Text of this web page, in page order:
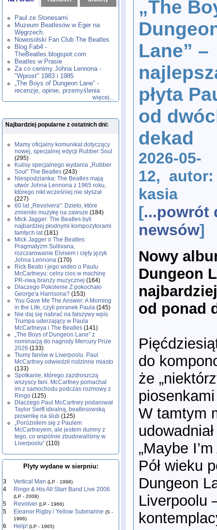
,1982,1983 ,1984,
1985, 1986,1987,1988
1990,1991 ,1992,1993 ,1994,
1995,1996, 1999
2000,2001,2002 ,2003,2004,
2005,2006, 2007
2010,2011,2012,2013,2014
2015,2016, 2017,
2020,2021,2022,2023,2024 ,
2025,2026
Paul ze Stonesami.
Muzeum Beatlesów w Eger na
Węgrzech.
Nowosolski Fan Club The Beatles
Blog Fab4 -
TheBeatles.blogspot.com
Beatles w Prasie
Za co cenimy Johna Lennona -
"Wprost" 1983 i 1985
„The Boys of Dungeon Lane” -
recenzje, opinie, przemyślenia
więcej...
Najbardziej popularne z ostatnich dni:
Mamy oficjalny komunikat dotyczący
nowej, specjalnej edycji Rubber Soul
(295)
Kulisy specjalnego wydania „Rubber
Soul” The Beatles (243)
Niespodzianka: The Beatles mają
utwór Johna Lennona z 1965 roku,
którego nikt wcześniej nie słyszał
(227)
60 lat „Revolvera”: Dzieło, które
zmieniło muzykę na zawsze (184)
Mick Jagger: The Beatles byli
najbardziej płodnymi kompozytorami
tamtych lat(181)
Mick Jagger o The Beatles:
Pragmatyzm Sullivana,
rozczarowanie Elvisem i cięty język
Johna Lennona (170)
Rick Beato i jego wideo o Paulu
McCartneyu: celny cios w machinę
PR-ową branży muzycznej (164)
Dlaczego Pokolenie Z pokochało
George'a Harrisona? (153)
You Gave Me The Answer: A Morning
in the Life, czyli poranek Paula (145)
Nie daj się nabrać na fałszywy wpis
Trumpa uderzający w Paula
McCartneya i The Beatles (141)
„The Boys of Dungeon Lane” z
nominacją do nagrody Mercury Prize
2026 (133)
Tłumy fanów w Liverpoolu. Paul
McCartney odwiedził rodzinne miasto
(133)
Spotkanie, którego zazdroszczą
wszyscy fani. McCartney pomachał
im z samochodu podczas rozmowy z
Ringo (125)
Dlaczego Paul McCartney podarował
Taylor Swift idealną, beatlesowską
piosenkę na ślub (125)
„Poróżniłem się z Paulem
McCartneyem, ale jestem dumny z
tego, co wspólnie zbudowaliśmy w
Liverpoolu” (110)
Plyty wydane w sierpniu:
3 Vertical Man (LP - 1998)
4 Ringo & His All Starr Band Live 2006
(LP - 2008)
5 Revolver (LP - 1966)
5 Eleanor Rigby / Yellow Submarine (S -
1966)
6 Help! (LP - 1965)
„The
Lane” –
płyta
od
dekad
2026-05-
12, autor:
kasia
[...powrót
newsów]
Nowy
Dungeon
od ponad
do
że
W tamtym
„Maybe
Pół wieku
Dungeon
Liverpoolu